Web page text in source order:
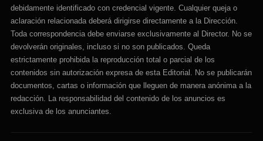
debidamente identificado con credencial vigente. Cualquier queja o
aclaración relacionada deberá dirigirse directamente a la Dirección.
Toda correspondencia debe enviarse exclusivamente al Director. No se
devolverán originales, incluso si no son publicados. Queda
estrictamente prohibida la reproducción total o parcial de los
contenidos sin autorización expresa de esta Editorial. No se publicarán
documentos, cartas o información que lleguen de manera anónima a la
redacción. La responsabilidad del contenido de los anuncios es
exclusiva de los anunciantes.